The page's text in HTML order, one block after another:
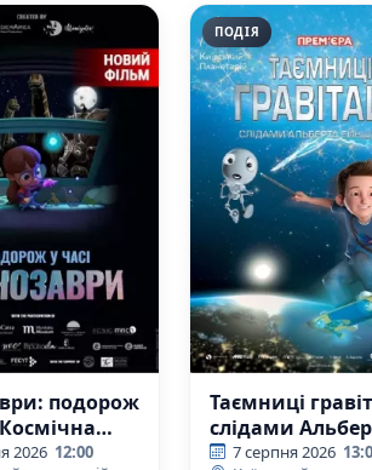
подорож
2026 12:00
ПОДІЯ
Таємниці
слідами
Ейнштейна
7 серпня 2026